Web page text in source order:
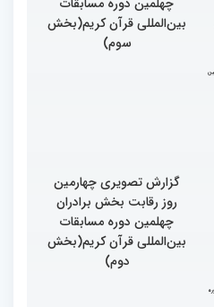
گزارش تصویری چهارمین
روز رقابت بخش برادران
چهلمین دوره مسابقات
گزارش تصویری چهارمین
روز رقابت بخش برادران
چهلمین دوره مسابقات